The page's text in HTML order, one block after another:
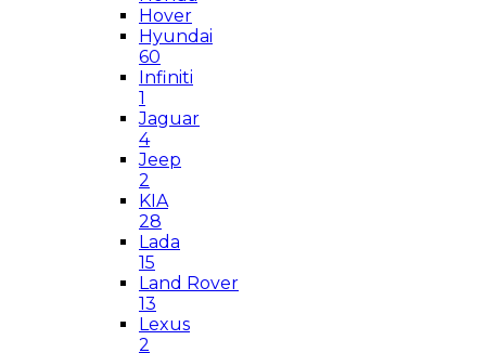
Hover
Hyundai
60
Infiniti
1
Jaguar
4
Jeep
2
KIA
28
Lada
15
Land Rover
13
Lexus
2